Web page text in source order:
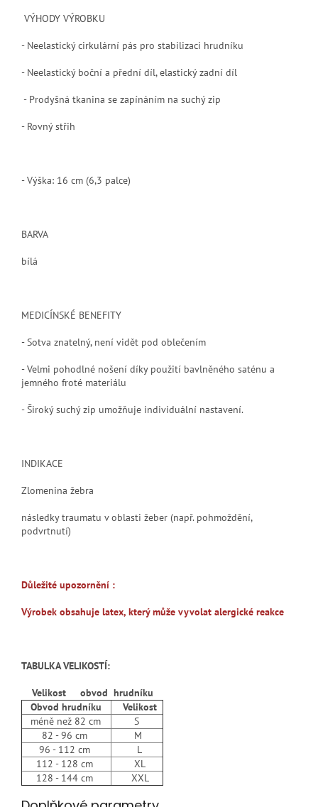
VÝHODY VÝROBKU
- Neelastický cirkulární pás pro stabilizaci hrudníku
- Neelastický boční a přední díl, elastický zadní díl
- Prodyšná tkanina se zapínáním na suchý zip
- Rovný střih
- Výška: 16 cm (6,3 palce)
BARVA
bílá
MEDICÍNSKÉ BENEFITY
- Sotva znatelný, není vidět pod oblečením
- Velmi pohodlné nošení díky použití bavlněného saténu a
jemného froté materiálu
- Široký suchý zip umožňuje individuální nastavení.
INDIKACE
Zlomenina žebra
následky traumatu v oblasti žeber (např. pohmoždění,
podvrtnutí)
Důležité upozornění :
Výrobek obsahuje latex, který může vyvolat alergické reakce
TABULKA VELIKOSTÍ:
Velikost obvod hrudníku
Obvod hrudníku
Velikost
méně než 82 cm
S
82 - 96 cm
M
96 - 112 cm
L
112 - 128 cm
XL
128 - 144 cm
XXL